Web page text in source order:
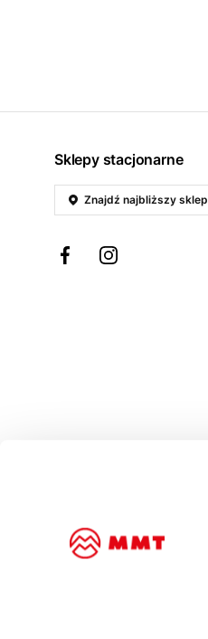
Sklepy stacjonarne
Znajdź najbliższy sklep